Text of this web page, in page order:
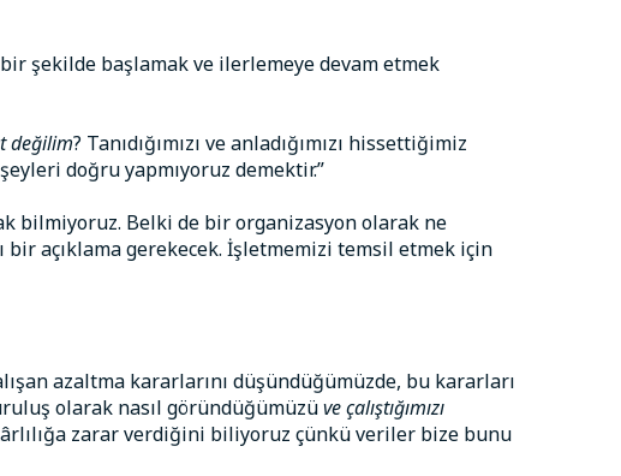
şekilde başlamak ve ilerlemeye devam etmek
değilim? Tanıdığımızı ve anladığımızı hissettiğimiz
doğru yapmıyoruz demektir.”
bilmiyoruz. Belki de bir organizasyon olarak ne
açıklama gerekecek. İşletmemizi temsil etmek için
azaltma kararlarını düşündüğümüzde, bu kararları
olarak nasıl göründüğümüzüve çalıştığımızı
zarar verdiğini biliyoruz çünkü veriler bize bunu